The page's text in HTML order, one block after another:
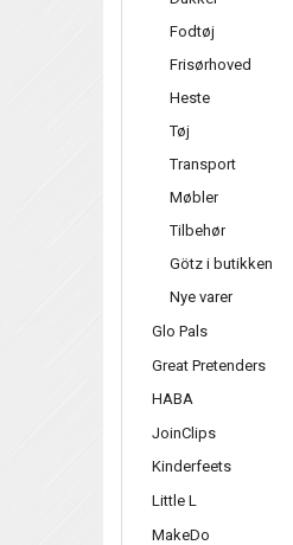
Fodtøj
Frisørhoved
Heste
Tøj
Transport
Møbler
Tilbehør
Götz i butikken
Nye varer
Glo Pals
Great Pretenders
HABA
JoinClips
Kinderfeets
Little L
MakeDo